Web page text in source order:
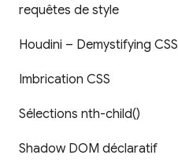
requêtes de style
Houdini – Demystifying CSS
Imbrication CSS
Sélections nth-child()
Shadow DOM déclaratif